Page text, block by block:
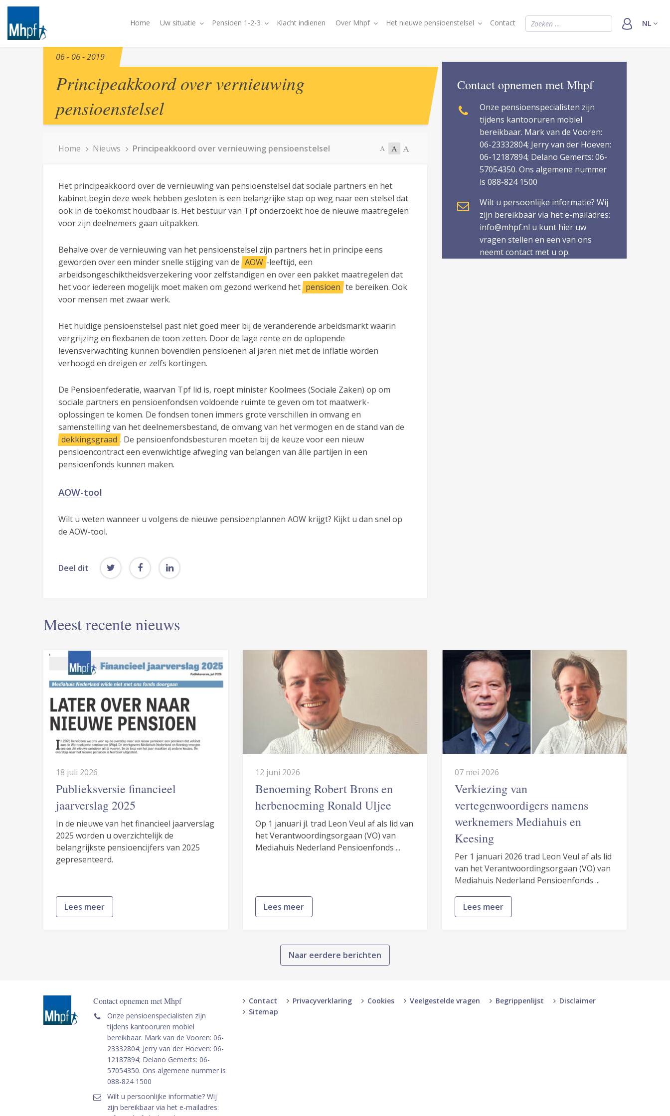
Home Uw situatie Pensioen 1-2-3 Klacht indienen Over Mhpf Het nieuwe pensioenstelsel Contact
k
NL
06 - 06 - 2019
Principeakkoord over vernieuwing
pensioenstelsel
Home Nieuws Principeakkoord over vernieuwing pensioenstelsel A A A
Het principeakkoord over de vernieuwing van pensioenstelsel dat sociale partners en het
kabinet begin deze week hebben gesloten is een belangrijke stap op weg naar een stelsel dat
ook in de toekomst houdbaar is. Het bestuur van Tpf onderzoekt hoe de nieuwe maatregelen
voor zijn deelnemers gaan uitpakken.
Behalve over de vernieuwing van het pensioenstelsel zijn partners het in principe eens
geworden over een minder snelle stijging van de AOW -leeftijd, een
arbeidsongeschiktheidsverzekering voor zelfstandigen en over een pakket maatregelen dat
het voor iedereen mogelijk moet maken om gezond werkend het pensioen te bereiken. Ook
voor mensen met zwaar werk.
Het huidige pensioenstelsel past niet goed meer bij de veranderende arbeidsmarkt waarin
vergrijzing en flexbanen de toon zetten. Door de lage rente en de oplopende
levensverwachting kunnen bovendien pensioenen al jaren niet met de inflatie worden
verhoogd en dreigen er zelfs kortingen.
De Pensioenfederatie, waarvan Tpf lid is, roept minister Koolmees (Sociale Zaken) op om
sociale partners en pensioenfondsen voldoende ruimte te geven om tot maatwerk-
oplossingen te komen. De fondsen tonen immers grote verschillen in omvang en
samenstelling van het deelnemersbestand, de omvang van het vermogen en de stand van de
dekkingsgraad . De pensioenfondsbesturen moeten bij de keuze voor een nieuw
pensioencontract een evenwichtige afweging van belangen van álle partijen in een
pensioenfonds kunnen maken.
AOW-tool
Wilt u weten wanneer u volgens de nieuwe pensioenplannen AOW krijgt? Kijkt u dan snel op
de AOW-tool.
Deel dit
Contact opnemen met Mhpf
Onze pensioenspecialisten zijn
tijdens kantooruren mobiel
bereikbaar. Mark van de Vooren:
06-23332804; Jerry van der Hoeven:
06-12187894; Delano Gemerts: 06-
57054350. Ons algemene nummer
is 088-824 1500
Wilt u persoonlijke informatie? Wij
zijn bereikbaar via het e-mailadres:
info@mhpf.nl u kunt hier uw
vragen stellen en een van ons
neemt contact met u op.
Meest recente nieuws
18 juli 2026
Publieksversie financieel
jaarverslag 2025
In de nieuwe van het financieel jaarverslag
2025 worden u overzichtelijk de
belangrijkste pensioencijfers van 2025
gepresenteerd.
Lees meer
12 juni 2026
Benoeming Robert Brons en
herbenoeming Ronald Uljee
Op 1 januari jl. trad Leon Veul af als lid van
het Verantwoordingsorgaan (VO) van
Mediahuis Nederland Pensioenfonds ...
Lees meer
07 mei 2026
Verkiezing van
vertegenwoordigers namens
werknemers Mediahuis en
Keesing
Per 1 januari 2026 trad Leon Veul af als lid
van het Verantwoordingsorgaan (VO) van
Mediahuis Nederland Pensioenfonds ...
Lees meer
Naar eerdere berichten
Contact opnemen met Mhpf
Onze pensioenspecialisten zijn
tijdens kantooruren mobiel
bereikbaar. Mark van de Vooren: 06-
23332804; Jerry van der Hoeven: 06-
12187894; Delano Gemerts: 06-
57054350. Ons algemene nummer is
088-824 1500
Wilt u persoonlijke informatie? Wij
zijn bereikbaar via het e-mailadres:
Contact Privacyverklaring Cookies Veelgestelde vragen Begrippenlijst
Disclaimer
Sitemap